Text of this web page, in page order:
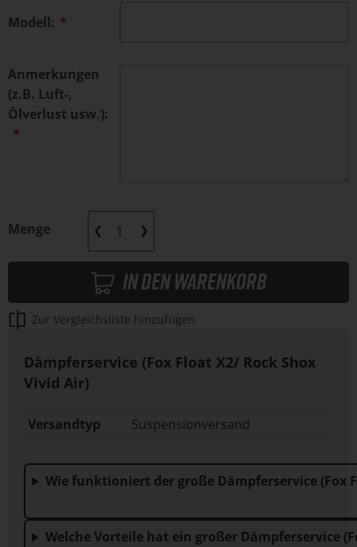
Modell:
Anmerkungen
(z.B. Luft-,
Ölverlust usw.):
Menge
In den Warenkorb
Zur Vergleichsliste hinzufügen
Dämpferservice (Fox Float X2/ Rock Shox
Vivid Air)
Versandtyp Suspensionversand
Wie funktioniert der große
Welche Vorteile hat ein großer